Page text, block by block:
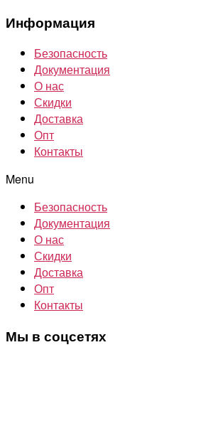
Информация
Безопасность
Документация
О нас
Скидки
Доставка
Опт
Контакты
Menu
Безопасность
Документация
О нас
Скидки
Доставка
Опт
Контакты
Мы в соцсетях